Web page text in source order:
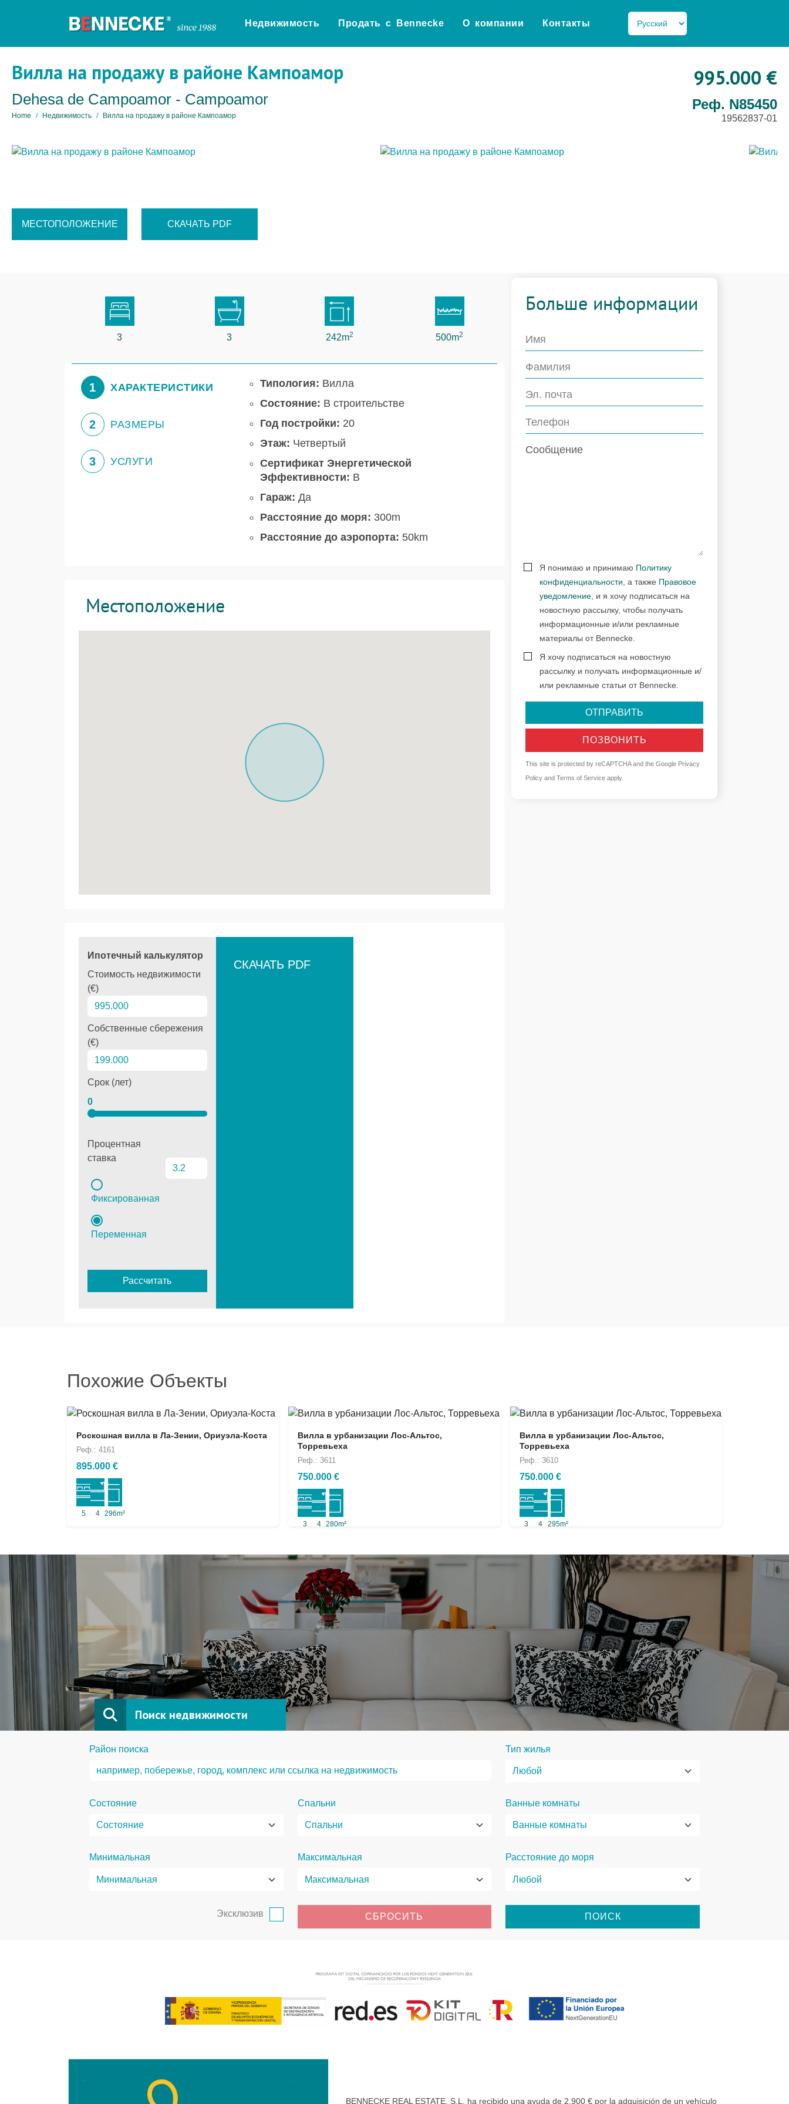
Недвижимость Продать с Bennecke О компании Контакты
Вилла на продажу в районе Кампоамор
Dehesa de Campoamor - Campoamor
Home Недвижимость Вилла на продажу в районе Кампоамор
995.000 €
Реф. N85450
19562837-01
МЕСТОПОЛОЖЕНИЕ СКАЧАТЬ PDF
3 3 242m2 500m2
1 ХАРАКТЕРИСТИКИ
2 РАЗМЕРЫ
3 УСЛУГИ
Типология: Вилла
Состояние: В строительстве
Год постройки: 20
Этаж: Четвертый
Сертификат Энергетической
Эффективности: B
Гараж: Да
Расстояние до моря: 300m
Расстояние до аэропорта: 50km
Местоположение
Ипотечный калькулятор
Стоимость недвижимости
(€)
Собственные сбережения
(€)
Срок (лет)
0
Процентная
ставка
Фиксированная
Переменная
Рассчитать
СКАЧАТЬ PDF
Больше информации
Я понимаю и принимаю Политику
конфиденциальности , а также Правовое
уведомление , и я хочу подписаться на
новостную рассылку, чтобы получать
информационные и/или рекламные
материалы от Bennecke.
Я хочу подписаться на новостную
рассылку и получать информационные и/
или рекламные статьи от Bennecke.
ОТПРАВИТЬ
ПОЗВОНИТЬ
This site is protected by reCAPTCHA and the Google Privacy
Policy andTerms of Service apply.
Похожие Объекты
Роскошная вилла в Ла-Зении, Ориуэла-Коста
Реф.: 4161
895.000 €
5 4 296m²
Вилла в урбанизации Лос-Альтос,
Торревьеха
Реф.: 3611
750.000 €
3 4 280m²
Вилла в урбанизации Лос-Альтос,
Торревьеха
Реф.: 3610
750.000 €
3 4 295m²
Поиск недвижимости
Район поиска Тип жилья
Состояние Спальни Ванные комнаты
Минимальная Максимальная Расстояние до моря
Эксклюзив СБРОСИТЬ ПОИСК
BENNECKE REAL ESTATE, S.L. ha recibido una ayuda de 2.900 € por la adquisición de un vehículo